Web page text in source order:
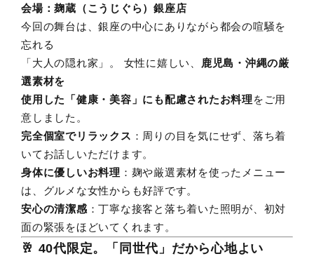
会場：麹蔵（こうじぐら）銀座店
今回の舞台は、銀座の中心にありながら都会の喧騒を
忘れる
「大人の隠れ家」。 女性に嬉しい、
鹿児島・沖縄の厳
選素材を
使用した「健康・美容」にも配慮されたお料理をご用
意しました。
完全個室でリラックス ：周りの目を気にせず、落ち着
いてお話しいただけます。
身体に優しいお料理 ：麹や厳選素材を使ったメニュー
は、グルメな女性からも好評です。
安心の清潔感 ：丁寧な接客と落ち着いた照明が、初対
面の緊張をほどいてくれます。
🥂 40代限定。「同世代」だから心地よい